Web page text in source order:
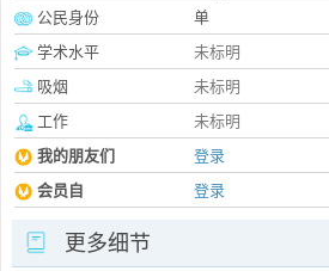
公民身份
单
学术水平
未标明
吸烟
未标明
工作
未标明
我的朋友们
登录
会员自
登录
更多细节